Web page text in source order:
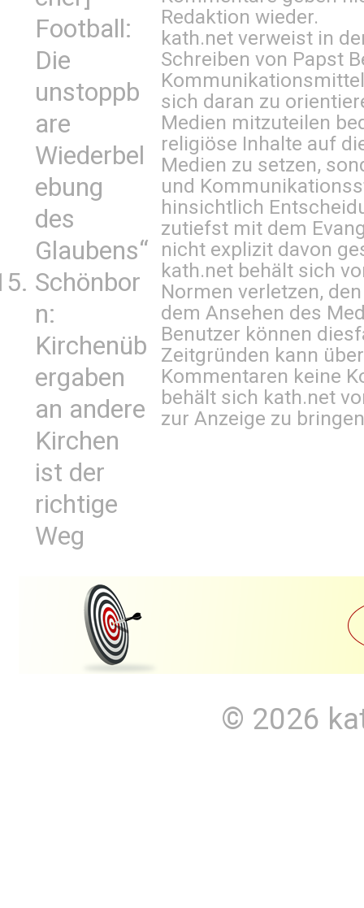
Football:
Die
unstoppb
are
Wiederbel
ebung
des
Glaubens“
Schönbor
n:
Kirchenüb
ergaben
an andere
Kirchen
ist der
richtige
Weg
Redaktion wieder.
kath.net verweist in
Schreiben von Papst
sich daran zu
Medien mitzuteilen
religiöse Inhalte auf
Medien zu setzen,
und
hinsichtlich
zutiefst mit dem
nicht explizit davon
kath.net behält sich
Normen verletzen,
dem Ansehen des
Benutzer können
Zeitgründen kann
Kommentaren keine
behält sich kath.net
zur Anzeige zu
© 2026